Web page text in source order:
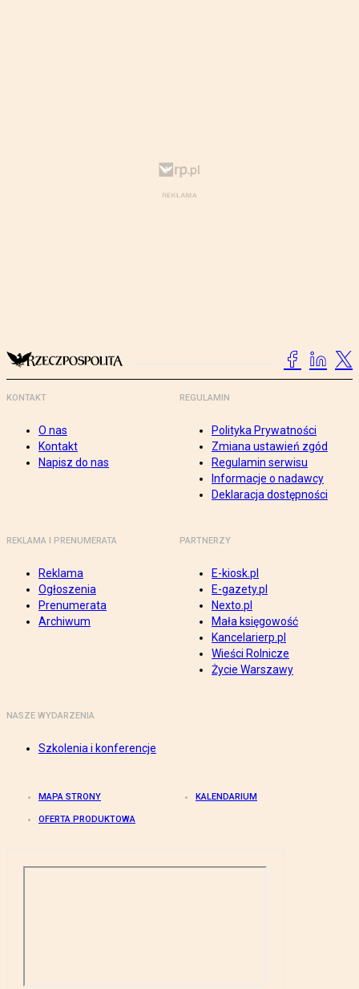
KONTAKT
O nas
Kontakt
Napisz do nas
REGULAMIN
Polityka Prywatności
Zmiana ustawień zgód
Regulamin serwisu
Informacje o nadawcy
Deklaracja dostępności
REKLAMA I PRENUMERATA
Reklama
Ogłoszenia
Prenumerata
Archiwum
PARTNERZY
E-kiosk.pl
E-gazety.pl
Nexto.pl
Mała księgowość
Kancelarierp.pl
Wieści Rolnicze
Życie Warszawy
NASZE WYDARZENIA
Szkolenia i konferencje
MAPA STRONY KALENDARIUM
OFERTA PRODUKTOWA